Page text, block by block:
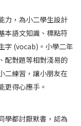
力，為小二學生設計
本語文知識、標點符
字 (vocab)。小學二年
配對題等相對淺易的
二練習，讓小朋友在
更得心應手。
學都討厭默書，認為